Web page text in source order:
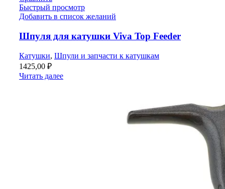
Быстрый просмотр
Добавить в список желаний
Шпуля для катушки Viva Top Feeder
Катушки, Шпули и запчасти к катушкам
1425,00 ₽
Читать далее